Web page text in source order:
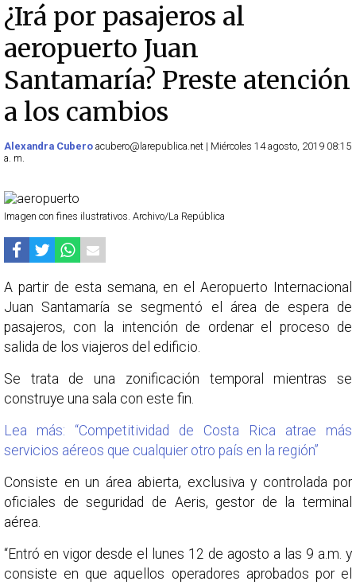
¿Irá por pasajeros al
aeropuerto Juan
Santamaría? Preste atención
a los cambios
Alexandra Cubero acubero@larepublica.net | Miércoles 14 agosto, 2019 08:15
a. m.
Imagen con fines ilustrativos. Archivo/La República
A partir de esta semana, en el Aeropuerto Internacional
Juan Santamaría se segmentó el área de espera de
pasajeros, con la intención de ordenar el proceso de
salida de los viajeros del edificio.
Se trata de una zonificación temporal mientras se
construye una sala con este fin.
Lea más: “Competitividad de Costa Rica atrae más
servicios aéreos que cualquier otro país en la región”
Consiste en un área abierta, exclusiva y controlada por
oficiales de seguridad de Aeris, gestor de la terminal
aérea.
“Entró en vigor desde el lunes 12 de agosto a las 9 a.m. y
consiste en que aquellos operadores aprobados por el